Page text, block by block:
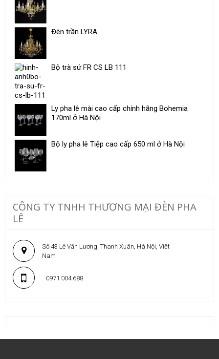
Đèn trần LYRA
Bộ trà sứ ​FR CS LB 111
Ly pha lê mài cao cấp chính hãng Bohemia
170ml ở Hà Nội
Bộ ly pha lê Tiệp cao cấp 650 ml ở Hà Nội
CÔNG TY TNHH THƯƠNG MẠI ĐÈN PHA
LÊ
Số 43 Lê Văn Lương, Thanh Xuân, Hà Nội, Việt
Nam
0971 004 688